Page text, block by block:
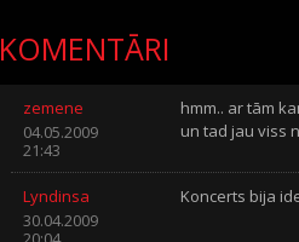
KOMENTĀRI
zemene
04.05.2009
21:43
hmm.. ar tām
un tad jau viss
Lyndinsa
30.04.2009
Koncerts bija